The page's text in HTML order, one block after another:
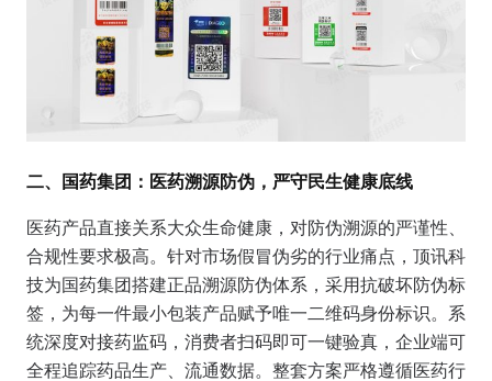
二、国药集团：医药溯源防伪，严守民生健康底线
医药产品直接关系大众生命健康，对防伪溯源的严谨性、
合规性要求极高。针对市场假冒伪劣的行业痛点，顶讯科
技为国药集团搭建正品溯源防伪体系，采用抗破坏防伪标
签，为每一件最小包装产品赋予唯一二维码身份标识。系
统深度对接药监码，消费者扫码即可一键验真，企业端可
全程追踪药品生产、流通数据。整套方案严格遵循医药行